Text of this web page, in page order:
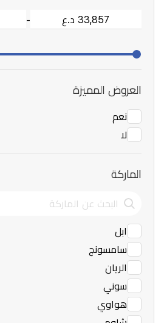
-
العروض المميزة
نعم
لا
الماركة
ابل
سامسونج
الريان
سوني
هواوي